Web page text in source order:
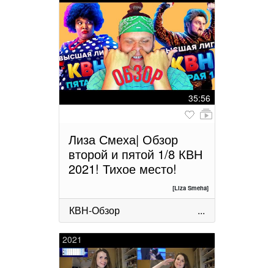
35:56
Лиза Смеха| Обзор
второй и пятой 1/8 КВН
2021! Тихое место!
[Liza Smeha]
КВН-Обзор ...
2021